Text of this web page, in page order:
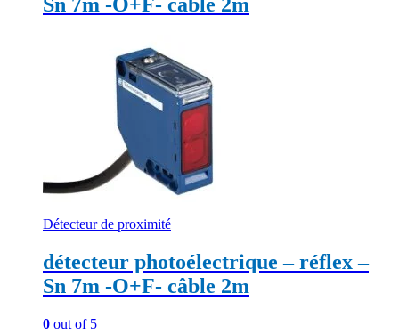
Sn 7m -O+F- câble 2m
Détecteur de proximité
détecteur photoélectrique – réflex –
Sn 7m -O+F- câble 2m
0 out of 5